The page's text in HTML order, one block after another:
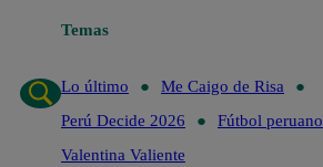
Temas
Lo último
Me Caigo de Risa
Perú Decide 2026
Fútbol peruano
Valentina Valiente